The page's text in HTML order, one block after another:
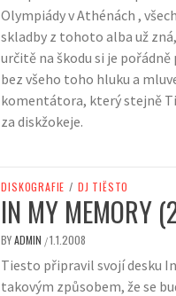
Olympiády v Athénách ,
skladby z tohoto alba už
určitě na škodu si je
bez všeho toho hluku a
komentátora, který stejně
za diskžokeje.
DISKOGRAFIE / DJ TIËSTO
IN MY MEMORY
BYADMIN /1.1.2008
Tiesto připravil svojí desku
takovým způsobem, že se